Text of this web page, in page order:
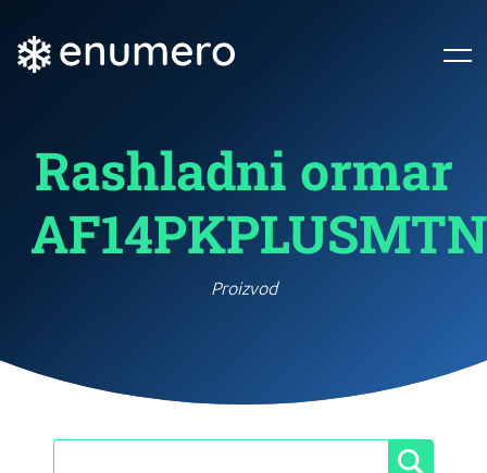
Rashladni ormar
AF14PKPLUSMTN
Proizvod